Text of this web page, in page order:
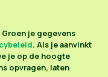
je gegevens
. Als je aanvinkt
je op de hoogte
opvragen, laten